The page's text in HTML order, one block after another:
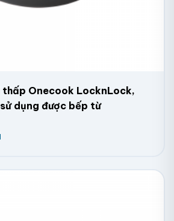
thấp Onecook LocknLock,
dụng được bếp từ